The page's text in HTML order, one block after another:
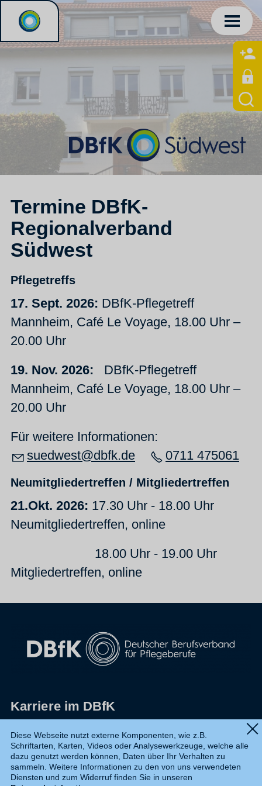
Termine DBfK-
Regionalverband
Südwest
Pflegetreffs
17. Sept. 2026: DBfK-Pflegetreff
Mannheim, Café Le Voyage, 18.00 Uhr –
20.00 Uhr
19. Nov. 2026: DBfK-Pflegetreff
Mannheim, Café Le Voyage, 18.00 Uhr –
20.00 Uhr
Für weitere Informationen:
suedwest@dbfk.de
0711 475061
Neumitgliedertreffen / Mitgliedertreffen
21.Okt. 2026: 17.30 Uhr - 18.00 Uhr
Neumitgliedertreffen, online
18.00 Uhr - 19.00 Uhr
Mitgliedertreffen, online
Karriere im DBfK
Datenschutz
Shop
Diese Webseite nutzt externe Komponenten, wie z.B.
Schriftarten, Karten, Videos oder Analysewerkzeuge, welche alle
dazu genutzt werden können, Daten über Ihr Verhalten zu
sammeln. Weitere Informationen zu den von uns verwendeten
Diensten und zum Widerruf finden Sie in unseren